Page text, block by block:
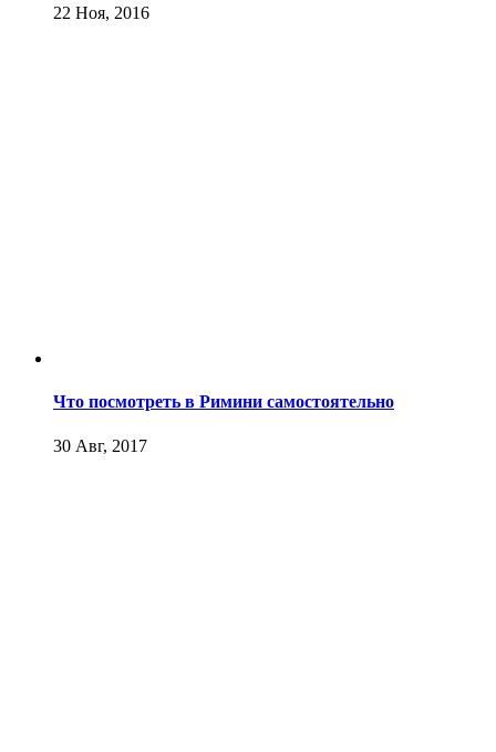
22 Ноя, 2016
Что посмотреть в Римини самостоятельно
30 Авг, 2017